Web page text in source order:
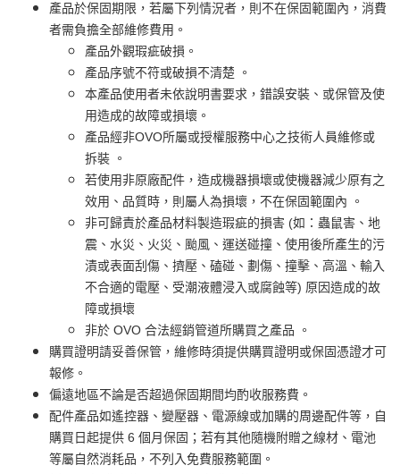
產品於保固期限，若屬下列情況者，則不在保固範圍內，消費
者需負擔全部維修費用。
產品外觀瑕疵破損。
產品序號不符或破損不清楚 。
本產品使用者未依說明書要求，錯誤安裝、或保管及使
用造成的故障或損壞。
產品經非OVO所屬或授權服務中心之技術人員維修或
拆裝 。
若使用非原廠配件，造成機器損壞或使機器減少原有之
效用、品質時，則屬人為損壞，不在保固範圍內 。
非可歸責於產品材料製造瑕疵的損害 (如：蟲鼠害、地
震、水災、火災、颱風、運送碰撞、使用後所產生的污
漬或表面刮傷、擠壓、磕碰、劃傷、撞擊、高溫、輸入
不合適的電壓、受潮液體浸入或腐蝕等) 原因造成的故
障或損壞
非於 OVO 合法經銷管道所購買之產品 。
購買證明請妥善保管，維修時須提供購買證明或保固憑證才可
報修。
偏遠地區不論是否超過保固期間均酌收服務費。
配件產品如遙控器、變壓器、電源線或加購的周邊配件等，自
購買日起提供 6 個月保固；若有其他隨機附贈之線材、電池
等屬自然消耗品，不列入免費服務範圍。